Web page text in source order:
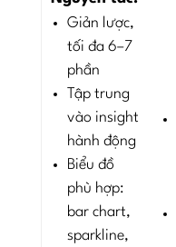
Giản lược,
tối đa 6–7
phần
Tập trung
vào insight
hành động
Biểu đồ
phù hợp:
bar chart,
sparkline,